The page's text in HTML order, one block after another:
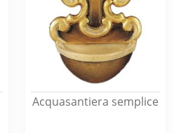
Acquasantiera semplice